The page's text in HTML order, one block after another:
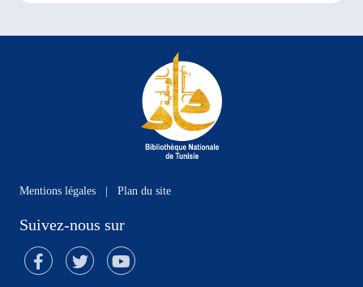
Mentions légales Plan du site
Suivez-nous sur